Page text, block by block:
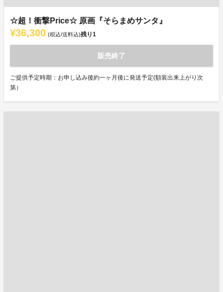
☆超！衝撃Price☆ 原画『そらまめサンタ』
¥36,300 (税込/送料込)残り1
販売終了
ご提供予定時期：お申し込み後約一ヶ月後に発送予定(額装出来上がり次
第）